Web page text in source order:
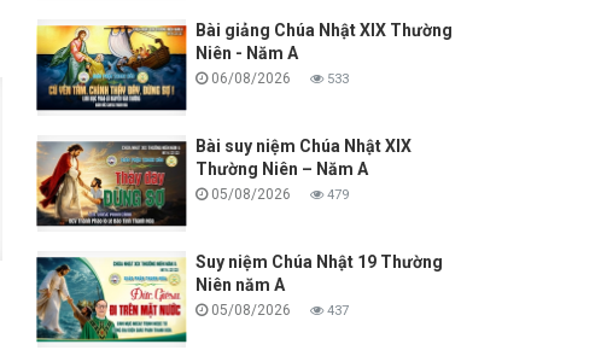
Bài giảng Chúa Nhật XIX Thường
Niên - Năm A
06/08/2026 533
Bài suy niệm Chúa Nhật XIX
Thường Niên – Năm A
05/08/2026 479
Suy niệm Chúa Nhật 19 Thường
Niên năm A
05/08/2026 437